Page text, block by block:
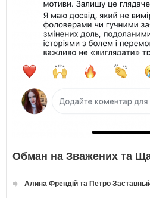
Обман на Зважених та
Алина Френдій та Петро